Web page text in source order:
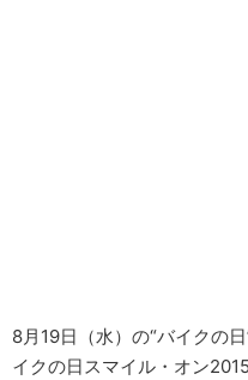
8月19日（水）の“バイクの
イクの日スマイル・オン